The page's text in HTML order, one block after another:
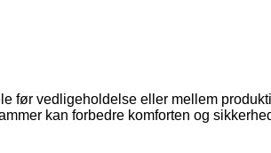
før vedligeholdelse eller mellem
kan forbedre komforten og